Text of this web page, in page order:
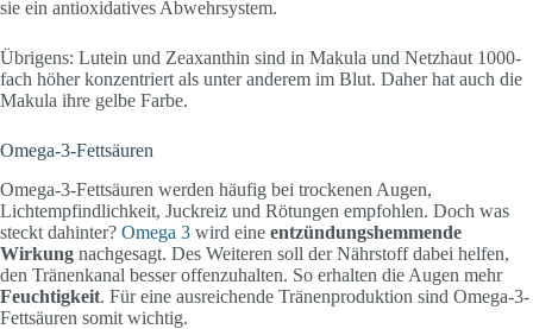
sie ein antioxidatives Abwehrsystem.
Übrigens: Lutein und Zeaxanthin sind in Makula und Netzhaut 1000-
fach höher konzentriert als unter anderem im Blut. Daher hat auch die
Makula ihre gelbe Farbe.
Omega-3-Fettsäuren
Omega-3-Fettsäuren werden häufig bei trockenen Augen,
Lichtempfindlichkeit, Juckreiz und Rötungen empfohlen. Doch was
steckt dahinter? Omega 3 wird eine entzündungshemmende
Wirkung nachgesagt. Des Weiteren soll der Nährstoff dabei helfen,
den Tränenkanal besser offenzuhalten. So erhalten die Augen mehr
Feuchtigkeit. Für eine ausreichende Tränenproduktion sind Omega-3-
Fettsäuren somit wichtig.